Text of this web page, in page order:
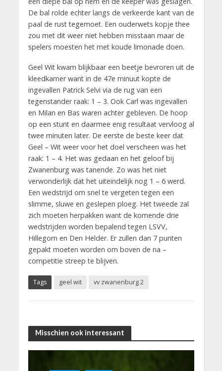
De bal rolde echter langs de verkeerde kant van de
paal de rust tegemoet. Een ouderwets kopje thee
zou met dit weer niet hebben misstaan maar de
spelers moesten het met koude limonade doen.
Geel Wit kwam blijkbaar een beetje bevroren uit de
kleedkamer want in de 47e minuut kopte de
ingevallen Patrick Selvi via de rug van een
tegenstander raak: 1 – 3. Ook Carl was ingevallen
en Milan en Bas waren achter gebleven. De hoop
op een stunt en daarmee enig resultaat vervloog al
twee minuten later. De eerste de beste keer dat
Geel – Wit weer voor het doel verscheen was het
raak: 1 – 4. Het was gedaan en het geloof bij
Zwanenburg was tanende. Zo was het niet
verwonderlijk dat het uiteindelijk nog 1 – 6 werd.
Een wedstrijd om snel te vergeten tegen een
slimme, sluwe en geslepen ploeg. Het tweede zal
zich moeten herpakken want de komende drie
wedstrijden worden bepalend tegen LSVV,
Hillegom en Den Helder. Er zullen dan 7 punten
gepakt moeten worden om boven de na –
competitie streep te blijven.
Tags geel wit vv zwanenburg 2
Misschien ook interessant